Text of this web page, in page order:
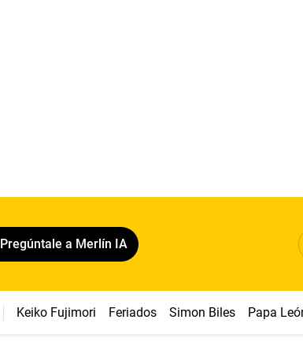
Pregúntale a Merlín IA
Keiko Fujimori Feriados Simon Biles Papa